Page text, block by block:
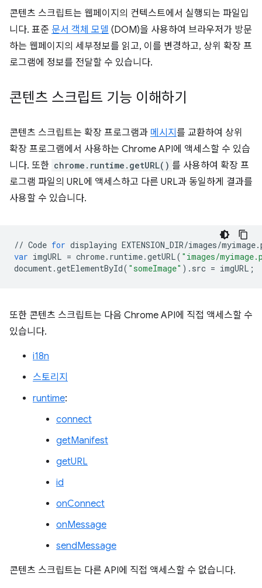
콘텐츠 스크립트는 웹페이지의 컨텍스트에서 실행되는 파일입
니다. 표준 문서 객체 모델 (DOM)을 사용하여 브라우저가 방문
하는 웹페이지의 세부정보를 읽고, 이를 변경하고, 상위 확장 프
로그램에 정보를 전달할 수 있습니다.
콘텐츠 스크립트 기능 이해하기
콘텐츠 스크립트는 확장 프로그램과 메시지 를 교환하여 상위
확장 프로그램에서 사용하는 Chrome API에 액세스할 수 있습
니다. 또한 chrome.runtime.getURL() 를 사용하여 확장 프
로그램 파일의 URL에 액세스하고 다른 URL과 동일하게 결과를
사용할 수 있습니다.
// Code for displaying EXTENSION_DIR/images/myimage.
var imgURL = chrome. runtime.getURL( "images/
document.getElementById( "someImage" ) . src = imgURL ;
또한 콘텐츠 스크립트는 다음 Chrome API에 직접 액세스할 수
있습니다.
i18n
스토리지
runtime:
connect
getManifest
getURL
id
onConnect
onMessage
sendMessage
콘텐츠 스크립트는 다른 API에 직접 액세스할 수 없습니다.